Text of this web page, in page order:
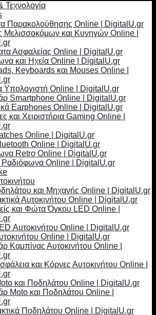
Τεχνολογία
Παρακολούθησης Online | DigitalU.gr
Μελισσοκόμων και Κυνηγών Online |
Ασφαλείας Online | DigitalU.gr
και Ηχεία Online | DigitalU.gr
Keyboards και Mouses Online |
Υπολογιστή Online | DigitalU.gr
Smartphone Online | DigitalU.gr
Earphones Online | DigitalU.gr
και Χειριστήρια Gaming Online |
Online | DigitalU.gr
Online | DigitalU.gr
Retro Online | DigitalU.gr
Online | DigitalU.gr
και Μηχανής Online | DigitalU.gr
Αυτοκινήτου Online | DigitalU.gr
και Φώτα Όγκου LED Online |
Αυτοκινήτου Online | DigitalU.gr
Online | DigitalU.gr
Καμπίνας Αυτοκινήτου Online |
και Κόρνες Αυτοκινήτου Online |
και Ποδηλάτου Online | DigitalU.gr
Moto και Ποδηλάτου Online |
Ποδηλάτου Online | DigitalU.gr